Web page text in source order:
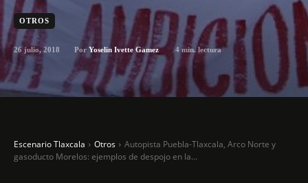
OTROS
26 julio, 2018 Por Yoselin Ivette Gamez 4 min. lectura
Escenario Tlaxcala Otros
Autopista Puebla-Tlaxcala, Arco Norte y
gasoducto Morelos: ejemplos de despojo en la...